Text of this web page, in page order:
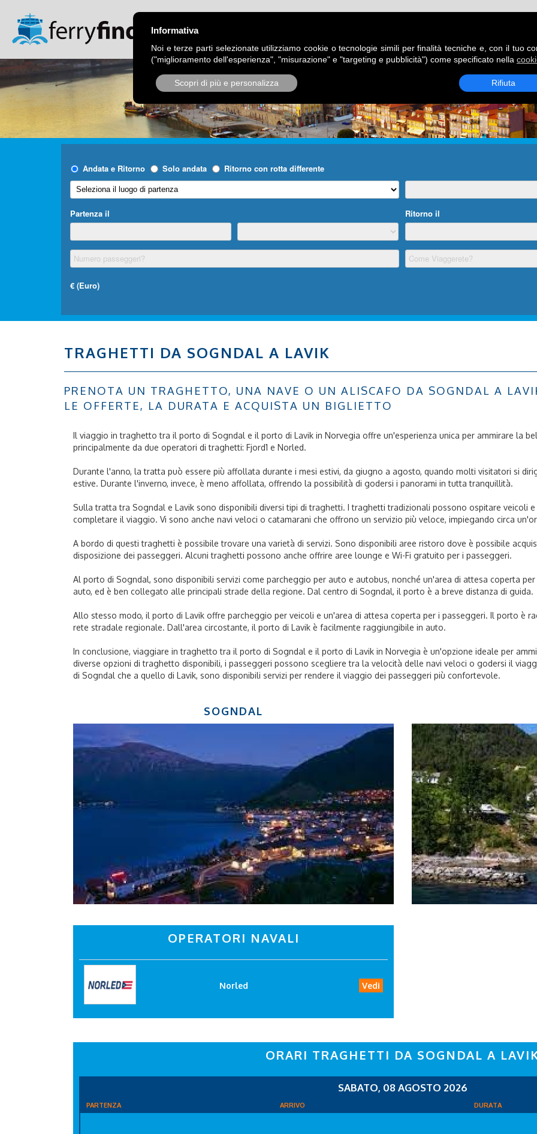
CHI SIAMO
TRAGHETTI DA SOGNDAL A LAVIK
PRENOTA UN TRAGHETTO, UNA NAVE O UN ALISCAFO DA SOGNDAL A
LE OFFERTE, LA DURATA E ACQUISTA UN BIGLIETTO
Il viaggio in traghetto tra il porto di Sogndal e il porto di Lavik in Norvegia offre un'esperienza unica per ammirare la
principalmente da due operatori di traghetti: Fjord1 e Norled.
Durante l'anno, la tratta può essere più affollata durante i mesi estivi, da giugno a agosto, quando molti visitatori si
estive. Durante l'inverno, invece, è meno affollata, offrendo la possibilità di godersi i panorami in tutta tranquillità.
Sulla tratta tra Sogndal e Lavik sono disponibili diversi tipi di traghetti. I traghetti tradizionali possono ospitare veicoli
completare il viaggio. Vi sono anche navi veloci o catamarani che offrono un servizio più veloce, impiegando circa
A bordo di questi traghetti è possibile trovare una varietà di servizi. Sono disponibili aree ristoro dove è possibile
disposizione dei passeggeri. Alcuni traghetti possono anche offrire aree lounge e Wi-Fi gratuito per i passeggeri.
Al porto di Sogndal, sono disponibili servizi come parcheggio per auto e autobus, nonché un'area di attesa coperta
auto, ed è ben collegato alle principali strade della regione. Dal centro di Sogndal, il porto è a breve distanza di guida.
Allo stesso modo, il porto di Lavik offre parcheggio per veicoli e un'area di attesa coperta per i passeggeri. Il porto è
rete stradale regionale. Dall'area circostante, il porto di Lavik è facilmente raggiungibile in auto.
In conclusione, viaggiare in traghetto tra il porto di Sogndal e il porto di Lavik in Norvegia è un'opzione ideale per
diverse opzioni di traghetto disponibili, i passeggeri possono scegliere tra la velocità delle navi veloci o godersi il
di Sogndal che a quello di Lavik, sono disponibili servizi per rendere il viaggio dei passeggeri più confortevole.
SOGNDAL
OPERATORI NAVALI
Norled Vedi
ORARI TRAGHETTI DA SOGNDAL A
SABATO, 08 AGOSTO 2026
PARTENZA ARRIVO DURATA
Informativa
Noi e terze parti selezionate utilizziamo cookie o tecnologie simili per finalità tecniche e, con il tuo
("miglioramento dell'esperienza", "misurazione" e "targeting e pubblicità") come specificato nella
Rifiuta
Scopri di più e personalizza